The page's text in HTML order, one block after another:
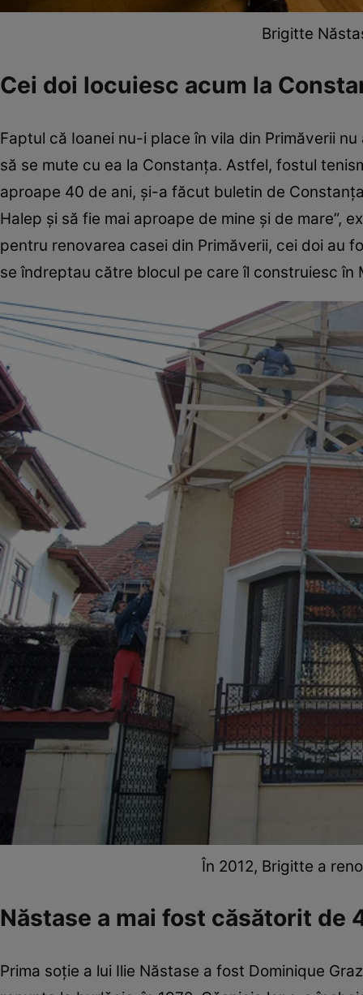
Brigitte
Cei doi locuiesc acum la
Faptul că Ioanei nu-i place în vila din Primăverii
să se mute cu ea la Constanța. Astfel, fostul
aproape 40 de ani, și-a făcut buletin de
Halep și să fie mai aproape de mine și de mare”,
pentru renovarea casei din Primăverii, cei doi au
se îndreptau către blocul pe care îl construiesc în
În 2012, Brigitte a
Năstase a mai fost căsătorit de
Prima soție a lui Ilie Năstase a fost Dominique